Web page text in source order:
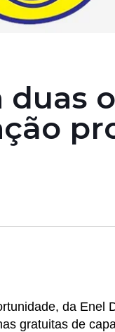
duas
da Enel
gratuitas de